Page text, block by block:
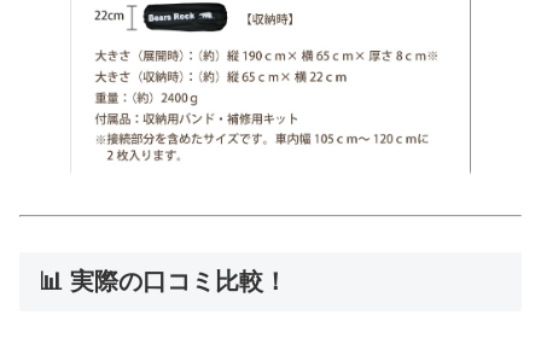
📊 実際の口コミ比較！